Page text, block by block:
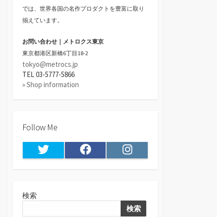
では、世界各国の名作プロダクトを豊富に取り
揃えています。
お問い合わせ｜メトロクス東京
東京都港区新橋6丁目18-2
tokyo@metrocs.jp
TEL 03-5777-5866
» Shop information
Follow Me
Twitter Facebook Instagram
検索
検索